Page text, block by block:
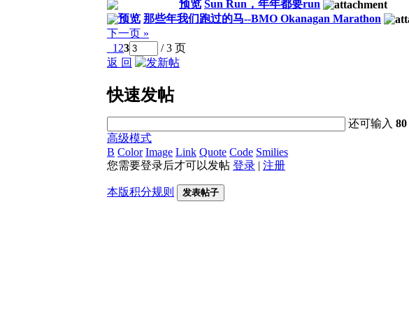
预览 Sun Run，年年都要run
预览 那些年我们跑过的马--BMO Okanagan Marathon
下一页 »
1 23
/ 3 页
返 回
快速发帖
还可输入80
高级模式
B Color Image Link Quote Code Smilies
您需要登录后才可以发帖 登录 | 注册
本版积分规则 发表帖子